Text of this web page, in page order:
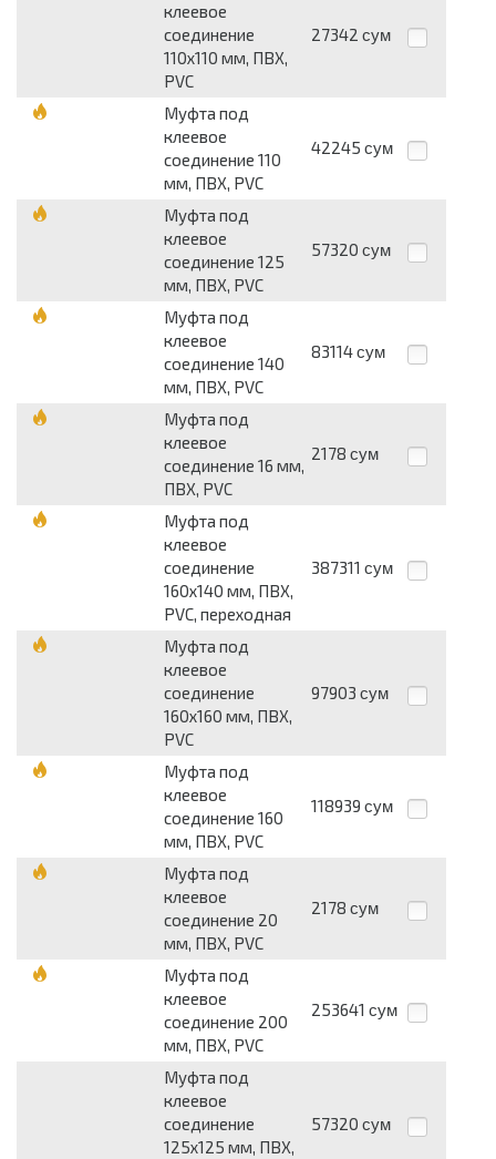
клеевое
соединение
110х110 мм, ПВХ,
PVC
27342 сум
Муфта под
клеевое
соединение 110
мм, ПВХ, PVC
42245 сум
Муфта под
клеевое
соединение 125
мм, ПВХ, PVC
57320 сум
Муфта под
клеевое
соединение 140
мм, ПВХ, PVC
83114 сум
Муфта под
клеевое
соединение 16 мм,
ПВХ, PVC
2178 сум
Муфта под
клеевое
соединение
160х140 мм, ПВХ,
PVC, переходная
387311 сум
Муфта под
клеевое
соединение
160х160 мм, ПВХ,
PVC
97903 сум
Муфта под
клеевое
соединение 160
мм, ПВХ, PVC
118939 сум
Муфта под
клеевое
соединение 20
мм, ПВХ, PVC
2178 сум
Муфта под
клеевое
соединение 200
мм, ПВХ, PVC
253641 сум
Муфта под
клеевое
соединение
125х125 мм, ПВХ,
57320 сум